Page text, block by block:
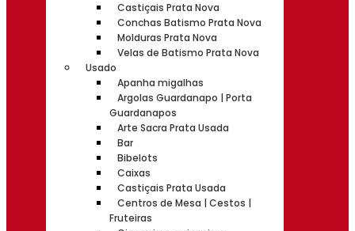
Castiçais Prata Nova
Conchas Batismo Prata Nova
Molduras Prata Nova
Velas de Batismo Prata Nova
Usado
Apanha migalhas
Argolas Guardanapo | Porta
Guardanapos
Arte Sacra Prata Usada
Bar
Bibelots
Caixas
Castiçais Prata Usada
Centros de Mesa | Cestos |
Fruteiras